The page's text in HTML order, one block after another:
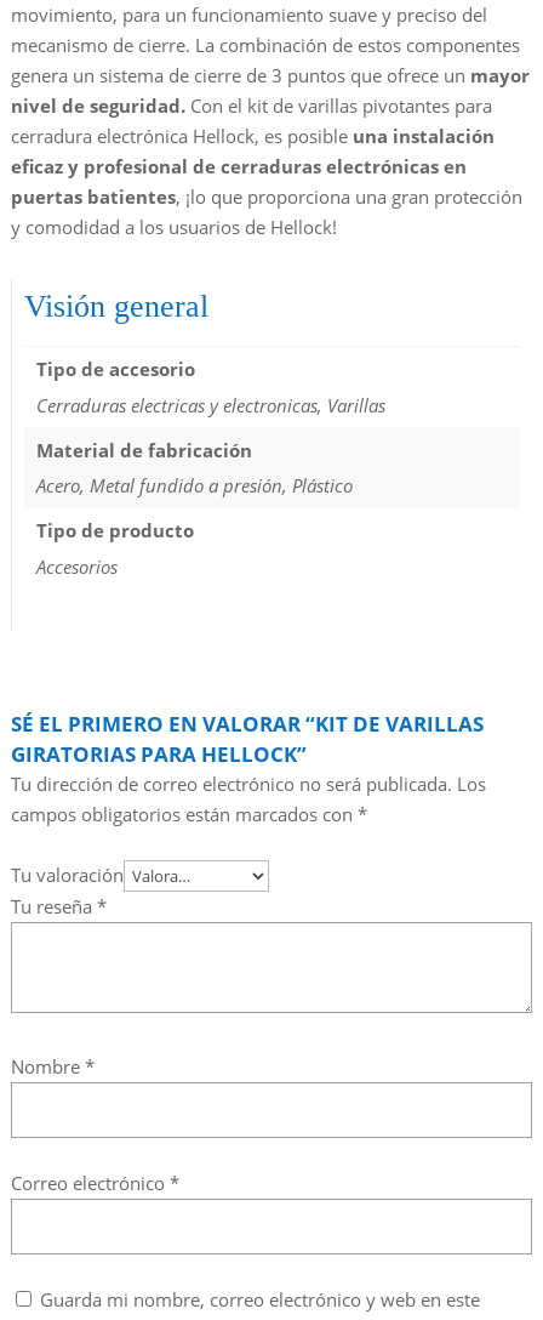
movimiento, para un funcionamiento suave y preciso del
mecanismo de cierre. La combinación de estos componentes
genera un sistema de cierre de 3 puntos que ofrece un mayor
nivel de seguridad. Con el kit de varillas pivotantes para
cerradura electrónica Hellock, es posibleuna instalación
eficaz y profesional de cerraduras electrónicas en
puertas batientes, ¡lo que proporciona una gran protección
y comodidad a los usuarios de Hellock!
Visión general
Tipo de accesorio
Cerraduras electricas y electronicas, Varillas
Material de fabricación
Acero, Metal fundido a presión, Plástico
Tipo de producto
Accesorios
SÉ EL PRIMERO EN VALORAR “KIT DE VARILLAS
GIRATORIAS PARA HELLOCK”
Tu dirección de correo electrónico no será publicada. Los
campos obligatorios están marcados con *
Tu valoración
Tu reseña *
Nombre *
Correo electrónico *
Guarda mi nombre, correo electrónico y web en este